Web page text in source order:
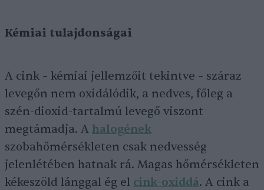
Kémiai tulajdonságai
A cink – kémiai jellemzőit tekintve – száraz
levegőn nem oxidálódik, a nedves, főleg a
szén-dioxid-tartalmú levegő viszont
megtámadja. A halogének
szobahőmérsékleten csak nedvesség
jelenlétében hatnak rá. Magas hőmérsékleten
kékeszöld lánggal ég el cink-oxiddá. A cink a